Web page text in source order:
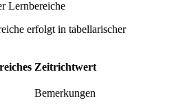
Lernbereiche
erfolgt in tabellarischer
Zeitrichtwert
Bemerkungen